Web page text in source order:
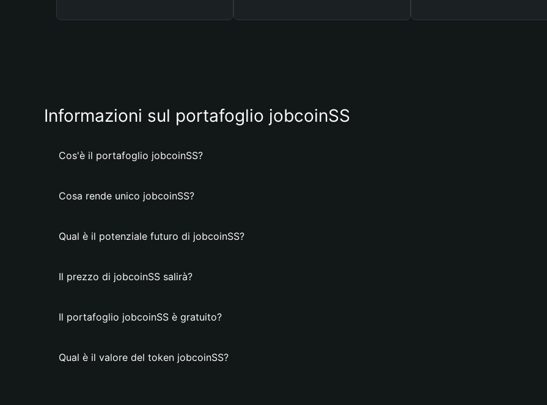
Informazioni sul portafoglio jobcoinSS
Cos'è il portafoglio jobcoinSS?
Cosa rende unico jobcoinSS?
Qual è il potenziale futuro di jobcoinSS?
Il prezzo di jobcoinSS salirà?
Il portafoglio jobcoinSS è gratuito?
Qual è il valore del token jobcoinSS?